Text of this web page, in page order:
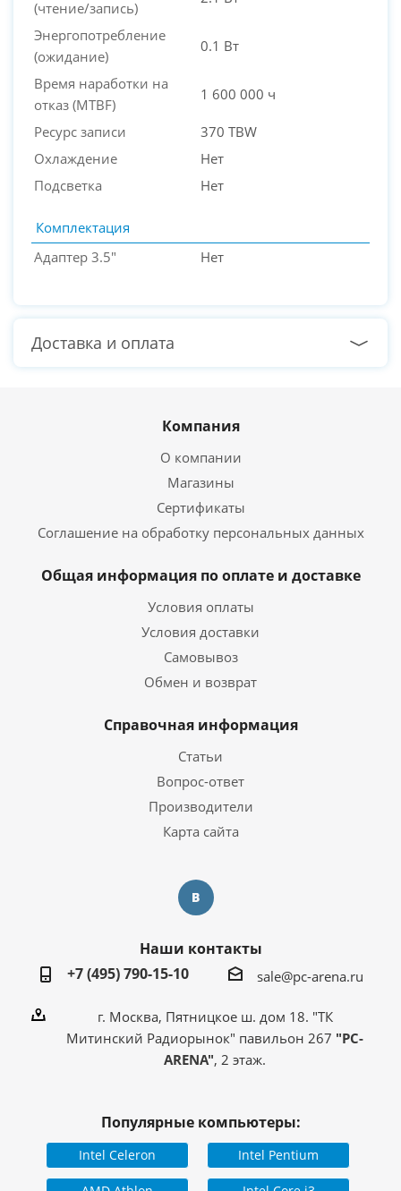
(чтение/запись)
Энергопотребление
(ожидание)
0.1 Вт
Время наработки на
отказ (МТBF)
1 600 000 ч
Ресурс записи
370 TBW
Охлаждение
Нет
Подсветка
Нет
Комплектация
Адаптер 3.5"
Нет
Доставка и оплата
Компания
О компании
Магазины
Сертификаты
Соглашение на обработку персональных данных
Общая информация по оплате и доставке
Условия оплаты
Условия доставки
Самовывоз
Обмен и возврат
Справочная информация
Статьи
Вопрос-ответ
Производители
Карта сайта
Наши контакты
+7 (495) 790-15-10
sale@pc-arena.ru
г. Москва, Пятницкое ш. дом 18. "ТК
Митинский Радиорынок" павильон 267 "PC-
ARENA", 2 этаж.
Популярные компьютеры:
Intel Celeron Intel Pentium